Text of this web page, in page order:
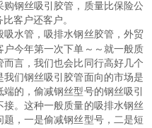
购钢丝吸引胶管 ，质量比保险公
客户还客户。
吸水管 ，吸排水钢丝胶管，外贸
户今年第一次下单～～就一般质
而言，我们也会比同行高好几个
我们钢丝吸引胶管 面向的市场是
端的，偷减钢丝型号的钢丝吸引
接。这种一般质量的吸排水钢丝
题，一是偷减钢丝型号，二是短